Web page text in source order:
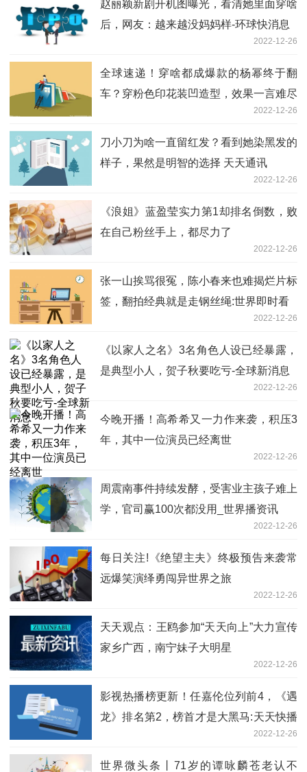
赵丽颖新剧开机图曝光，看清她里面穿啥
后，网友：越来越没妈妈样-环球快消息
2022-12-26
全球速递！穿啥都成爆款的杨幂终于翻
车？穿粉色印花装凹造型，效果一言难尽
2022-12-26
刀小刀为啥一直留红发？看到她染黑发的
样子，果然是明智的选择 天天通讯
2022-12-26
《浪姐》蓝盈莹实力第1却排名倒数，败
在自己粉丝手上，都尽力了
2022-12-26
张一山挨骂很冤，陈小春来也难揭烂片标
签，翻拍经典就是走钢丝绳:世界即时看
2022-12-26
《以家人之名》3名角色人设已经暴露，
是典型小人，贺子秋要吃亏-全球新消息
2022-12-26
今晚开播！高希希又一力作来袭，积压3
年，其中一位演员已经离世
2022-12-26
周震南事件持续发酵，受害业主孩子难上
学，官司赢100次都没用_世界播资讯
2022-12-26
每日关注!《绝望主夫》终极预告来袭常
远爆笑演绎勇闯异世界之旅
2022-12-26
天天观点：王鸥参加“天天向上”大力宣传
家乡广西，南宁妹子大明星
2022-12-26
影视热播榜更新！任嘉伦位列前4，《遇
龙》排名第2，榜首才是大黑马:天天快播
2022-12-26
世界微头条丨71岁的谭咏麟苍老认不